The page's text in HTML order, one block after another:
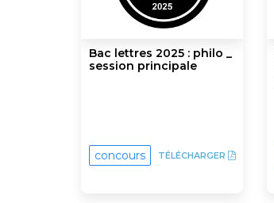
Bac lettres 2025 : philo _
session principale
concours TÉLÉCHARGER